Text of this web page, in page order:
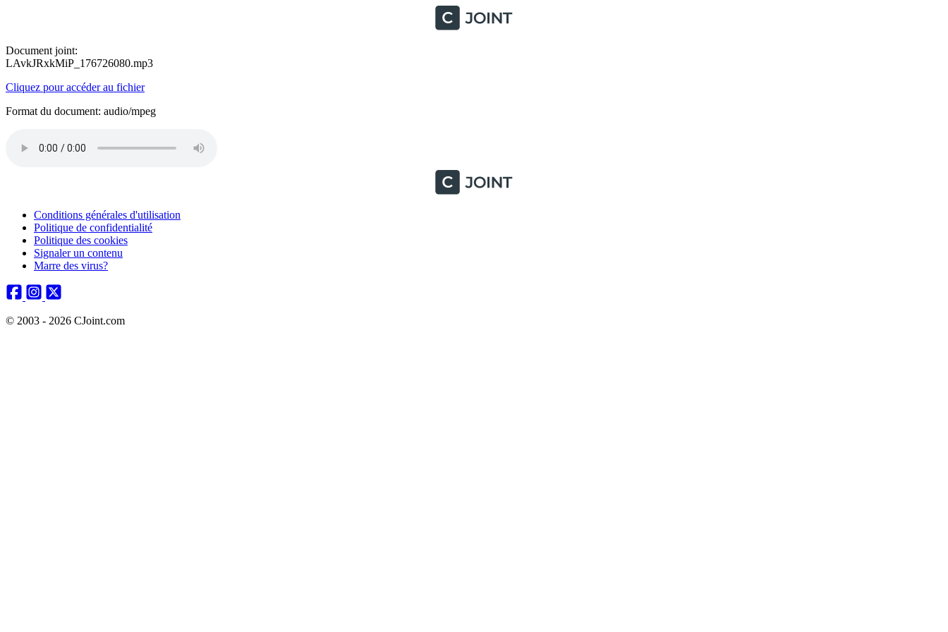
Document joint:
LAvkJRxkMiP_176726080.mp3
Cliquez pour accéder au fichier
Format du document: audio/mpeg
Conditions générales d'utilisation
Politique de confidentialité
Politique des cookies
Signaler un contenu
Marre des virus?
© 2003 - 2026 CJoint.com